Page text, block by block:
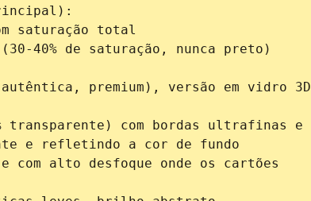
saturação total
40% de saturação, nunca preto)
premium), versão em vidro 3D
com bordas ultrafinas e
e refletindo a cor de fundo
com alto desfoque onde os cartões